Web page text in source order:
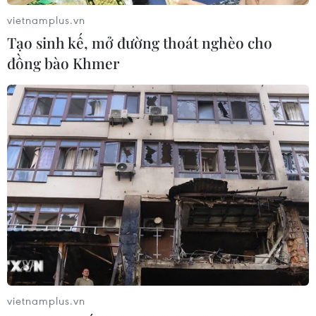
Cách các sân bay Mỹ rút ngắn thời
gian làm thủ tục
05/08/2026 07:17
Trung Quốc: Cảnh sát Hong Kong,
Macau triệt phá vụ lừa đảo đầu tư
Fun Coffee
05/08/2026 06:41
Afghanistan đối mặt khủng hoảng
lương thực nghiêm trọng do thiếu
vietnamplus.vn
Tạo sinh kế, mở đường thoát nghèo cho
đồng bào Khmer
vietnamplus.vn